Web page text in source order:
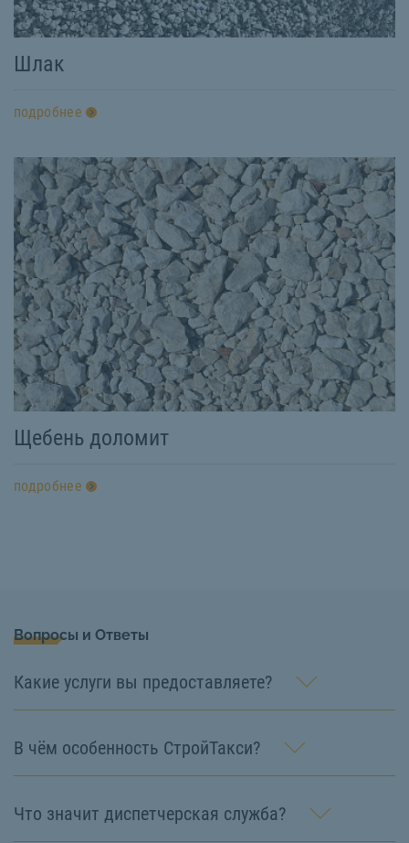
Шлак
подробнее
Щебень доломит
подробнее
Вопросы и Ответы
Какие услуги вы предоставляете?
В чём особенность СтройТакси?
Что значит диспетчерская служба?